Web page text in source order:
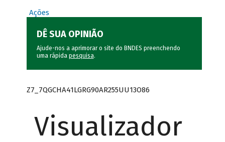
Ações
DÊ SUA OPINIÃO
Ajude-nos a aprimorar o site do BNDES preenchendo
uma rápida pesquisa.
Z7_7QGCHA41LGRG90AR255UU13O86
Visualizador